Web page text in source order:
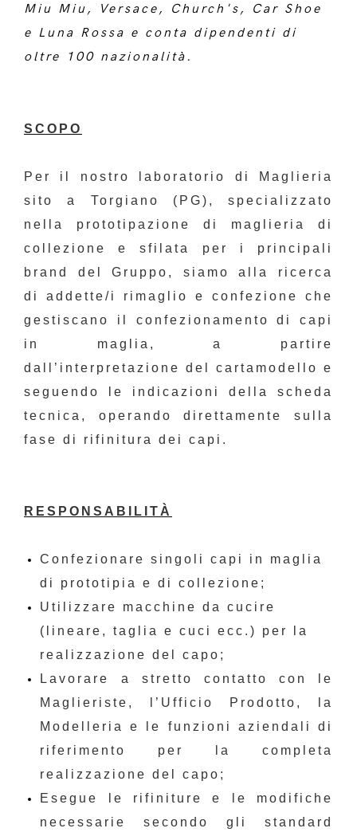
Miu Miu, Versace, Church's, Car Shoe
e Luna Rossa e conta dipendenti di
oltre 100 nazionalità.
SCOPO
Per il nostro laboratorio di Maglieria
sito a Torgiano (PG), specializzato
nella prototipazione di maglieria di
collezione e sfilata per i principali
brand del Gruppo, siamo alla ricerca
di addette/i rimaglio e confezione che
gestiscano il confezionamento di capi
in maglia, a partire
dall’interpretazione del cartamodello e
seguendo le indicazioni della scheda
tecnica, operando direttamente sulla
fase di rifinitura dei capi.
RESPONSABILITÀ
Confezionare singoli capi in maglia
di prototipia e di collezione;
Utilizzare macchine da cucire
(lineare, taglia e cuci ecc.) per la
realizzazione del capo;
Lavorare a stretto contatto con le
Maglieriste, l’Ufficio Prodotto, la
Modelleria e le funzioni aziendali di
riferimento per la completa
realizzazione del capo;
Esegue le rifiniture e le modifiche
necessarie secondo gli standard